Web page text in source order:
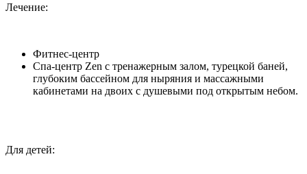
Лечение:
Фитнес-центр
Спа-центр Zen с тренажерным залом, турецкой баней,
глубоким бассейном для ныряния и массажными
кабинетами на двоих с душевыми под открытым небом.
Для детей: